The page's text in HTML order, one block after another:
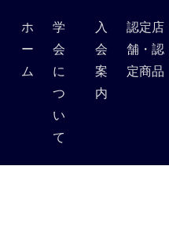
ホ
ー
ム
学
会
に
つ
い
て
入
会
案
内
認定店
舗・認
定商品